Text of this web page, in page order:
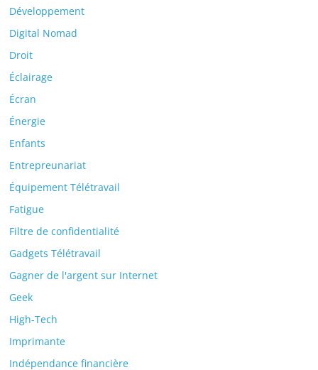
Développement
Digital Nomad
Droit
Éclairage
Écran
Énergie
Enfants
Entrepreunariat
Équipement Télétravail
Fatigue
Filtre de confidentialité
Gadgets Télétravail
Gagner de l'argent sur Internet
Geek
High-Tech
Imprimante
Indépendance financière